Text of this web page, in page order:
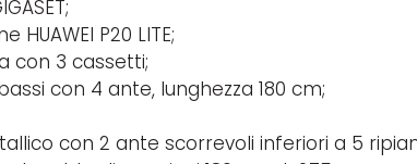
HUAWEI P20 LITE;
con 3 cassetti;
con 4 ante, lunghezza 180 cm;
con 2 ante scorrevoli inferiori a 5